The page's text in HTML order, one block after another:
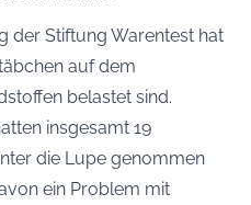
der Stiftung Warentest hat
auf dem
belastet sind.
insgesamt 19
die Lupe genommen
ein Problem mit